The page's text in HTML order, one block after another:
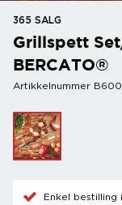
365 SALG
Grillspett
BERCATO®
Artikkelnummer
Enkel